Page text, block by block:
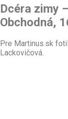
Dcéra zimy
Obchodná,
Pre Martinus.sk
Lackovičová.